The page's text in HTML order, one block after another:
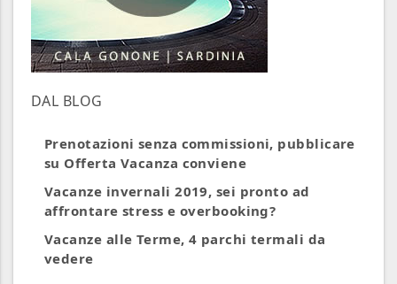
DAL BLOG
Prenotazioni senza commissioni, pubblicare
su Offerta Vacanza conviene
Vacanze invernali 2019, sei pronto ad
affrontare stress e overbooking?
Vacanze alle Terme, 4 parchi termali da
vedere